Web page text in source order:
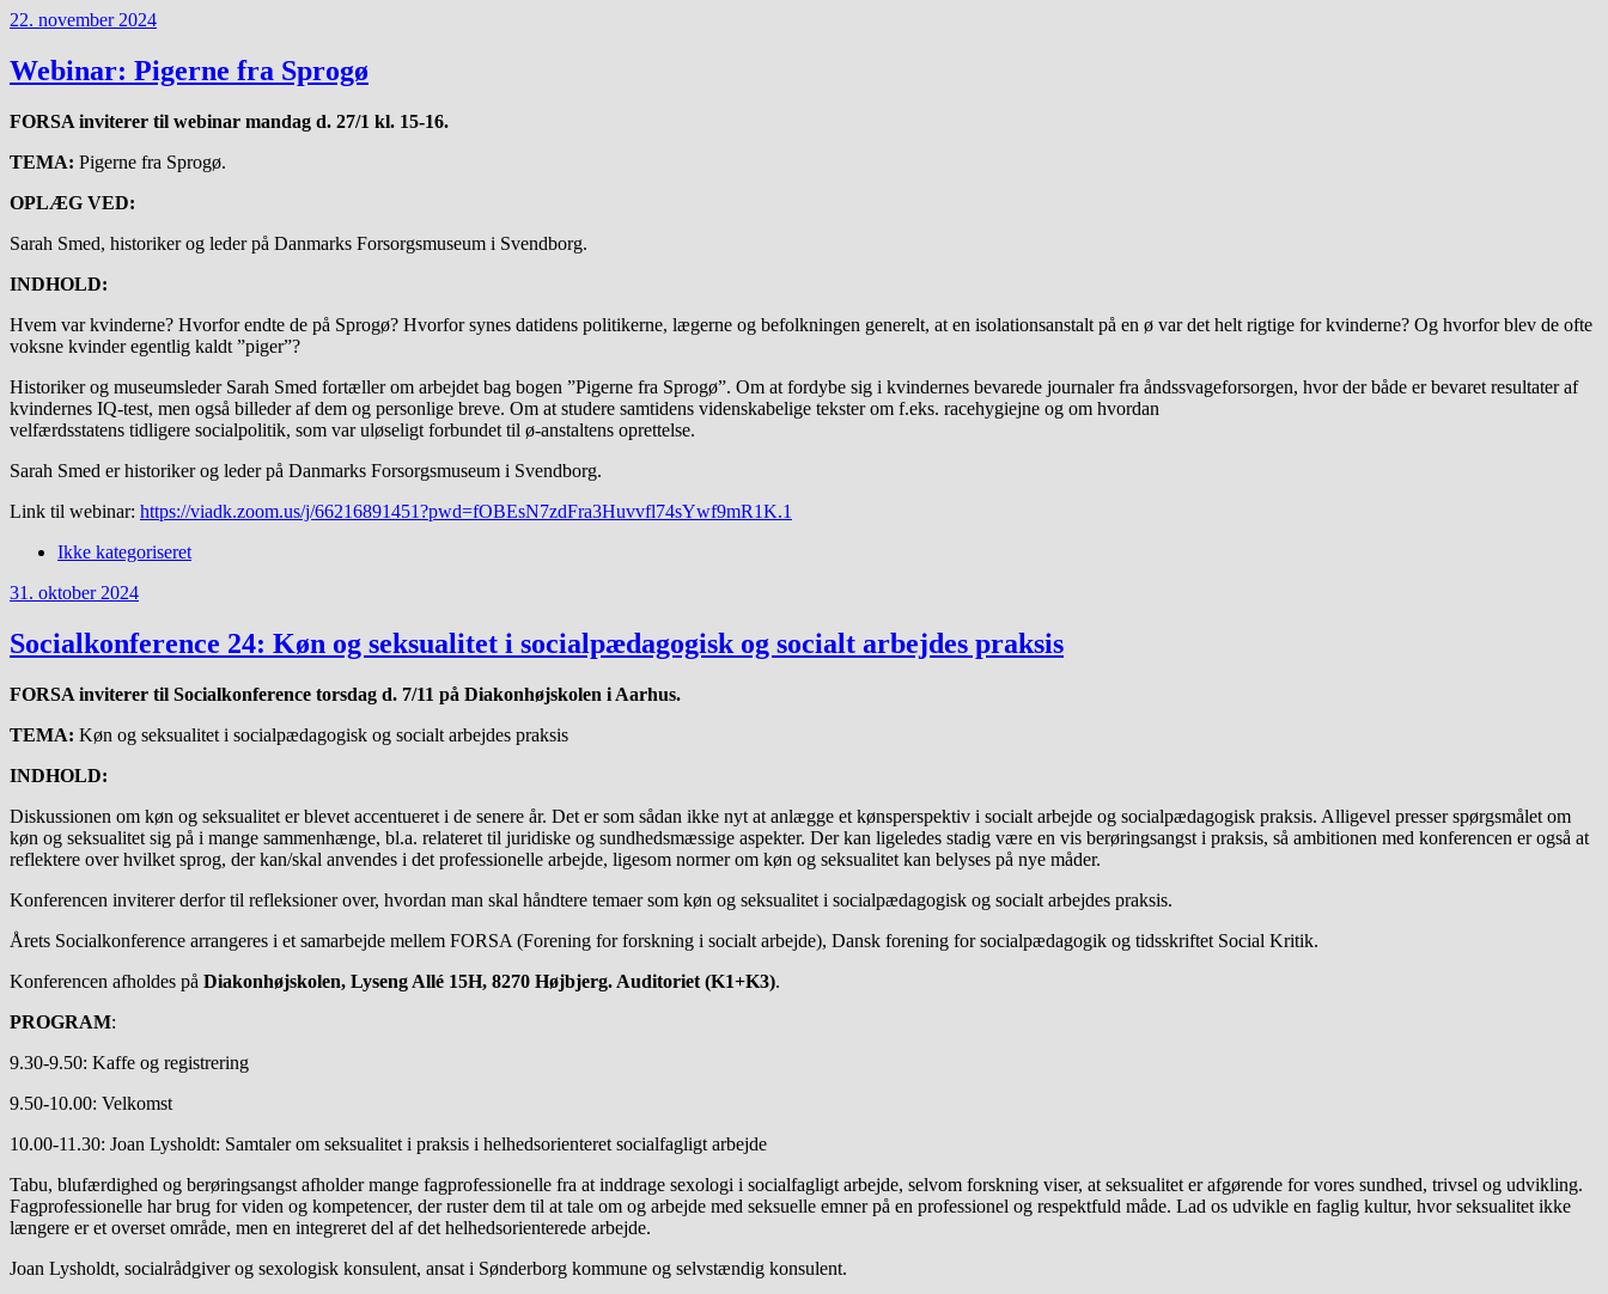
22. november 2024
Webinar: Pigerne fra Sprogø
FORSA inviterer til webinar mandag d. 27/1 kl. 15-16.
TEMA: Pigerne fra Sprogø.
OPLÆG VED:
Sarah Smed, historiker og leder på Danmarks Forsorgsmuseum i Svendborg.
INDHOLD:
Hvem var kvinderne? Hvorfor endte de på Sprogø? Hvorfor synes datidens politikerne, lægerne og befolkningen generelt, at en isolationsanstalt på en ø var det helt rigtige for kvinderne? Og hvorfor blev de ofte
voksne kvinder egentlig kaldt ”piger”?
Historiker og museumsleder Sarah Smed fortæller om arbejdet bag bogen ”Pigerne fra Sprogø”. Om at fordybe sig i kvindernes bevarede journaler fra åndssvageforsorgen, hvor der både er bevaret resultater af
kvindernes IQ-test, men også billeder af dem og personlige breve. Om at studere samtidens videnskabelige tekster om f.eks. racehygiejne og om hvordan
velfærdsstatens tidligere socialpolitik, som var uløseligt forbundet til ø-anstaltens oprettelse.
Sarah Smed er historiker og leder på Danmarks Forsorgsmuseum i Svendborg.
Link til webinar: https://viadk.zoom.us/j/66216891451?pwd=fOBEsN7zdFra3Huvvfl74sYwf9mR1K.1
Ikke kategoriseret
31. oktober 2024
Socialkonference 24: Køn og seksualitet i socialpædagogisk og socialt arbejdes praksis
FORSA inviterer til Socialkonference torsdag d. 7/11 på Diakonhøjskolen i Aarhus.
TEMA: Køn og seksualitet i socialpædagogisk og socialt arbejdes praksis
INDHOLD:
Diskussionen om køn og seksualitet er blevet accentueret i de senere år. Det er som sådan ikke nyt at anlægge et kønsperspektiv i socialt arbejde og socialpædagogisk praksis. Alligevel presser spørgsmålet om
køn og seksualitet sig på i mange sammenhænge, bl.a. relateret til juridiske og sundhedsmæssige aspekter. Der kan ligeledes stadig være en vis berøringsangst i praksis, så ambitionen med konferencen er også at
reflektere over hvilket sprog, der kan/skal anvendes i det professionelle arbejde, ligesom normer om køn og seksualitet kan belyses på nye måder.
Konferencen inviterer derfor til refleksioner over, hvordan man skal håndtere temaer som køn og seksualitet i socialpædagogisk og socialt arbejdes praksis.
Årets Socialkonference arrangeres i et samarbejde mellem FORSA (Forening for forskning i socialt arbejde), Dansk forening for socialpædagogik og tidsskriftet Social Kritik.
Konferencen afholdes på Diakonhøjskolen, Lyseng Allé 15H, 8270 Højbjerg. Auditoriet (K1+K3).
PROGRAM:
9.30-9.50: Kaffe og registrering
9.50-10.00: Velkomst
10.00-11.30: Joan Lysholdt: Samtaler om seksualitet i praksis i helhedsorienteret socialfagligt arbejde
Tabu, blufærdighed og berøringsangst afholder mange fagprofessionelle fra at inddrage sexologi i socialfagligt arbejde, selvom forskning viser, at seksualitet er afgørende for vores sundhed, trivsel og udvikling.
Fagprofessionelle har brug for viden og kompetencer, der ruster dem til at tale om og arbejde med seksuelle emner på en professionel og respektfuld måde. Lad os udvikle en faglig kultur, hvor seksualitet ikke
længere er et overset område, men en integreret del af det helhedsorienterede arbejde.
Joan Lysholdt, socialrådgiver og sexologisk konsulent, ansat i Sønderborg kommune og selvstændig konsulent.